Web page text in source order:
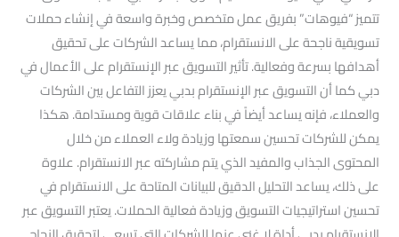
تتميز “فيوهات” بفريق عمل متخصص وخبرة واسعة في إنشاء حملات
تسويقية ناجحة على الانستقرام، مما يساعد الشركات على تحقيق
أهدافها بسرعة وفعالية. تأثير التسويق عبر الإنستقرام على الأعمال في
دبي كما أن التسويق عبر الإنستقرام بدبي يعزز التفاعل بين الشركات
والعملاء، فإنه يساعد أيضاً في بناء علاقات قوية ومستدامة. هكذا
يمكن للشركات تحسين سمعتها وزيادة ولاء العملاء من خلال
المحتوى الجذاب والمفيد الذي يتم مشاركته عبر الانستقرام. علاوة
على ذلك، يساعد التحليل الدقيق للبيانات المتاحة على الانستقرام في
تحسين استراتيجيات التسويق وزيادة فعالية الحملات. يعتبر التسويق عبر